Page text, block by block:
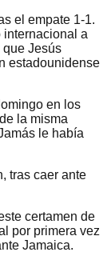
el empate 1-1.
internacional a
que Jesús
estadounidense
en los
la misma
le había
tras caer ante
certamen de
por primera vez
Jamaica.